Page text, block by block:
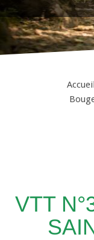
Accueil
VTT